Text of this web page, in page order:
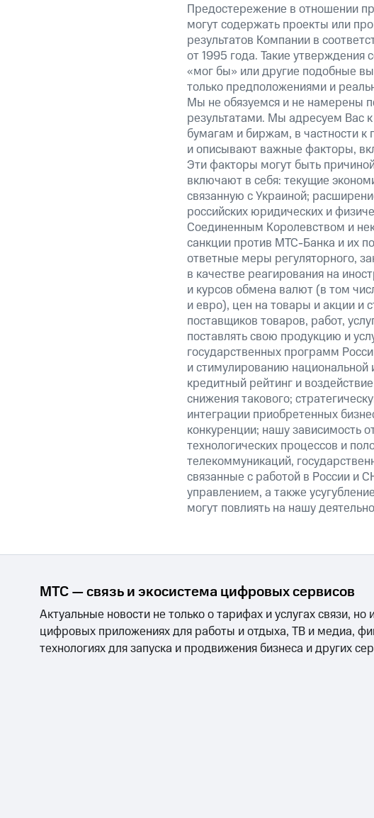
Предостережение в отношении
могут содержать проекты или
результатов Компании в
от 1995 года. Такие утверждения
«мог бы» или другие подобные
только предположениями и
Мы не обязуемся и не намерены
результатами. Мы адресуем Вас
бумагам и биржам, в частности
и описывают важные факторы,
Эти факторы могут быть
включают в себя: текущие
связанную с Украиной;
российских юридических и
Соединенным Королевством и
санкции против МТС-Банка и их
ответные меры регуляторного,
в качестве реагирования на
и курсов обмена валют (в том
и евро), цен на товары и акции и
поставщиков товаров, работ,
поставлять свою продукцию и
государственных программ
и стимулированию
кредитный рейтинг и
снижения такового;
интеграции приобретенных
конкуренции; нашу зависимость
технологических процессов и
телекоммуникаций,
связанные с работой в России и
управлением, а также
могут повлиять на нашу
МТС — связь и экосистема цифровых сервисов
Актуальные новости не только о тарифах и услугах связи,
цифровых приложениях для работы и отдыха, ТВ и медиа,
технологиях для запуска и продвижения бизнеса и других